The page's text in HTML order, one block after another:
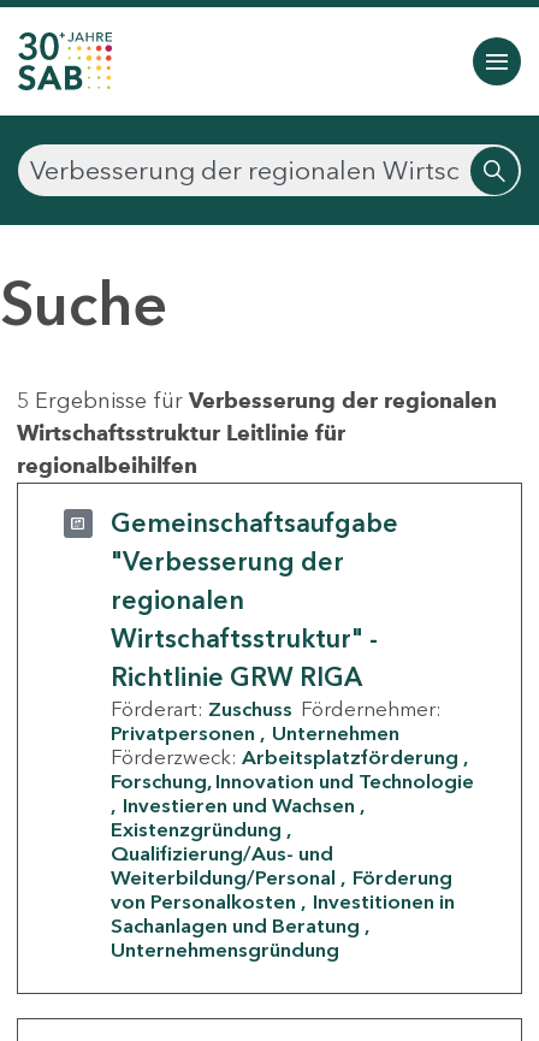
Suche
5 Ergebnisse für Verbesserung der regionalen
Wirtschaftsstruktur Leitlinie für
regionalbeihilfen
Gemeinschaftsaufgabe
"Verbesserung der
regionalen
Wirtschaftsstruktur" -
Richtlinie GRW RIGA
Förderart: Zuschuss Fördernehmer:
Privatpersonen
Unternehmen
Förderzweck: Arbeitsplatzförderung
Forschung, Innovation und Technologie
Investieren und Wachsen
Existenzgründung
Qualifizierung/Aus- und
Weiterbildung/Personal
Förderung
von Personalkosten
Investitionen in
Sachanlagen und Beratung
Unternehmensgründung